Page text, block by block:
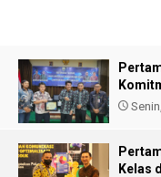
Kelas